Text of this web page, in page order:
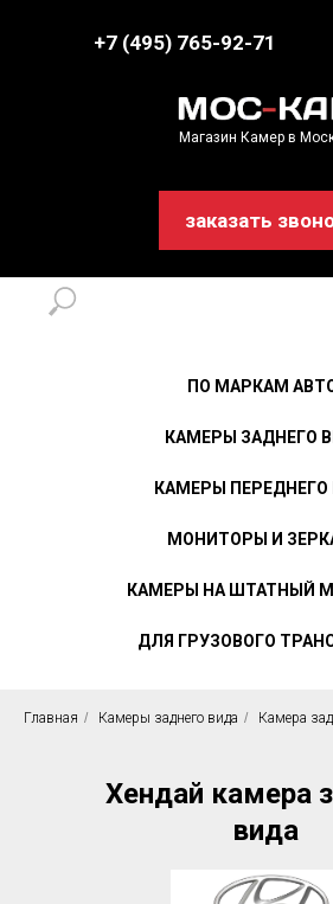
Магазин Камер в
+7 (495) 765-92-71
заказать
ПО МАРКАМ
КАМЕРЫ ЗАДНЕГО
КАМЕРЫ ПЕРЕДНЕГО
МОНИТОРЫ И
КАМЕРЫ НА ШТАТНЫЙ
ДЛЯ ГРУЗОВОГО
Главная / Камеры заднего вида / Камера
Хендай камера
вида